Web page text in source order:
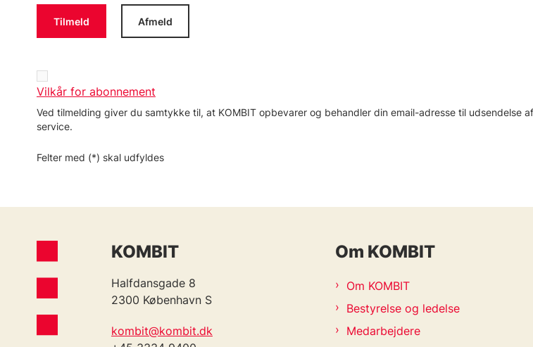
Tilmeld Afmeld
Vilkår for abonnement
Ved tilmelding giver du samtykke til, at KOMBIT opbevarer og behandler din email-adresse til udsendelse
service.
Felter med (*) skal udfyldes
KOMBIT
Halfdansgade 8
2300 København S
kombit@kombit.dk
Om KOMBIT
Om KOMBIT
Bestyrelse og ledelse
Medarbejdere